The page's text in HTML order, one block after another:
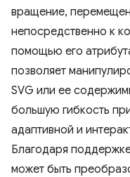
вращение,
непосредственно к
помощью его
позволяет
SVG или ее
большую гибкость
адаптивной и
Благодаря
может быть